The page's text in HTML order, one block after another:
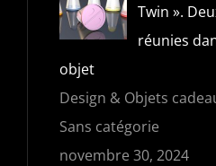
Twin ».
réunies
objet
Design & Objets
Sans catégorie
novembre 30, 2024